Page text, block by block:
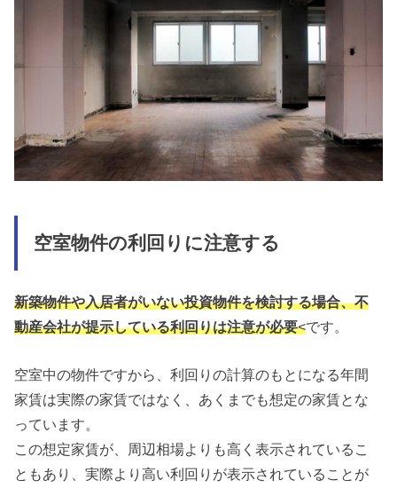
空室物件の利回りに注意する
新築物件や入居者がいない投資物件を検討する場合、不
動産会社が提示している利回りは注意が必要<です。
空室中の物件ですから、利回りの計算のもとになる年間
家賃は実際の家賃ではなく、あくまでも想定の家賃とな
っています。
この想定家賃が、周辺相場よりも高く表示されているこ
ともあり、実際より高い利回りが表示されていることが